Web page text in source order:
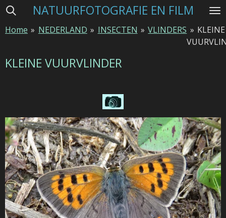
Ga
naar
hoofdinhoud
NATUURFOTOGRAFIE EN FILM
Home » NEDERLAND » INSECTEN » VLINDERS » KLEINE
KLEINE VUURVLINDER